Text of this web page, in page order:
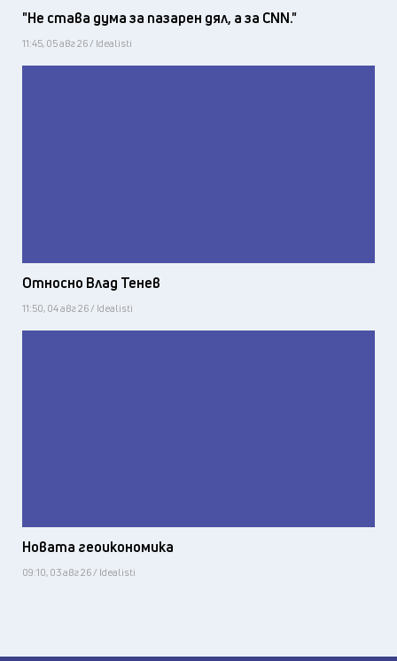
"Не става дума за пазарен дял, а за CNN."
11:45, 05 авг 26 / Idealisti
Относно Влад Тенев
11:50, 04 авг 26 / Idealisti
Новата геоикономика
09:10, 03 авг 26 / Idealisti